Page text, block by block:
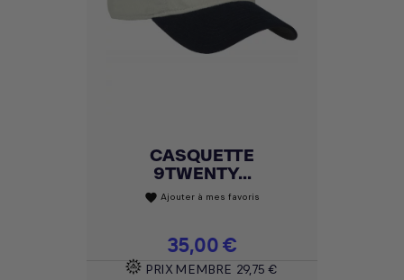
CASQUETTE
9TWENTY...
favorite Ajouter à mes favoris
Prix
35,00 €
PRIX MEMBRE 29,75 €